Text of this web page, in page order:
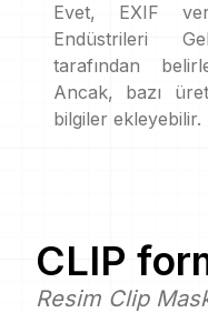
Evet, EXIF
Endüstrileri
tarafından
Ancak, bazı
bilgiler ekleyebilir.
CLIP
Resim Clip